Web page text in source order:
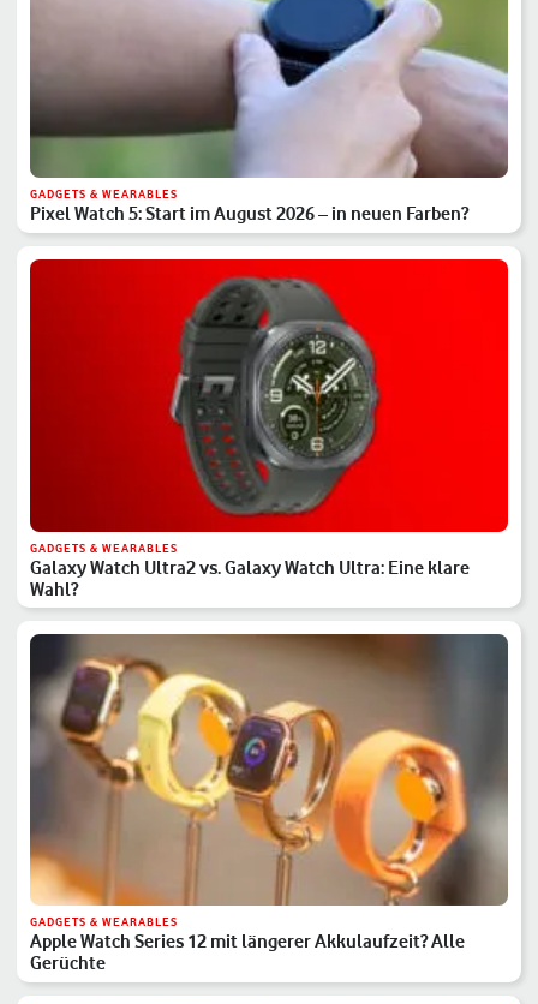
GADGETS & WEARABLES
Pixel Watch 5: Start im August 2026 – in neuen Farben?
GADGETS & WEARABLES
Galaxy Watch Ultra2 vs. Galaxy Watch Ultra: Eine klare
Wahl?
GADGETS & WEARABLES
Apple Watch Series 12 mit längerer Akkulaufzeit? Alle
Gerüchte